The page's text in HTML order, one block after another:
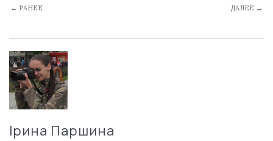
← РАНЕЕ ДАЛЕЕ →
Ірина Паршина